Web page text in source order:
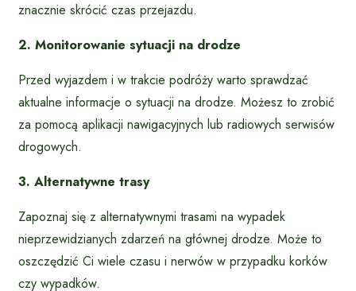
znacznie skrócić czas przejazdu.
2. Monitorowanie sytuacji na drodze
Przed wyjazdem i w trakcie podróży warto sprawdzać
aktualne informacje o sytuacji na drodze. Możesz to zrobić
za pomocą aplikacji nawigacyjnych lub radiowych serwisów
drogowych.
3. Alternatywne trasy
Zapoznaj się z alternatywnymi trasami na wypadek
nieprzewidzianych zdarzeń na głównej drodze. Może to
oszczędzić Ci wiele czasu i nerwów w przypadku korków
czy wypadków.